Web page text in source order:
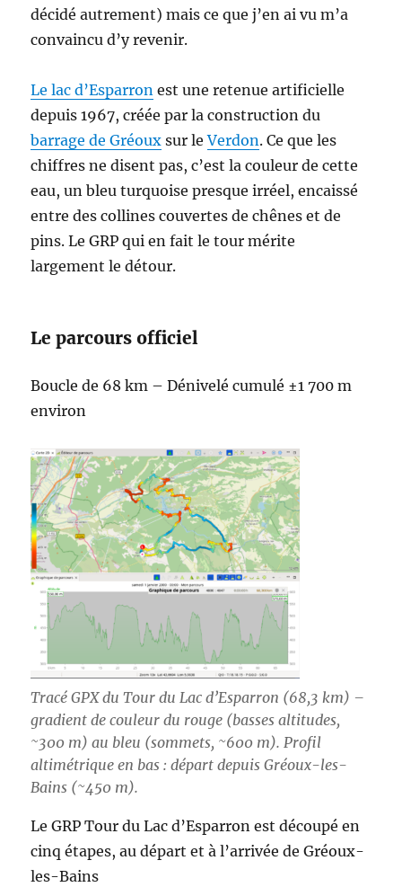
décidé autrement) mais ce que j’en ai vu m’a
convaincu d’y revenir.
Le lac d’Esparron est une retenue artificielle
depuis 1967, créée par la construction du
barrage de Gréoux sur leVerdon. Ce que les
chiffres ne disent pas, c’est la couleur de cette
eau, un bleu turquoise presque irréel, encaissé
entre des collines couvertes de chênes et de
pins. Le GRP qui en fait le tour mérite
largement le détour.
Le parcours officiel
Boucle de 68 km – Dénivelé cumulé ±1 700 m
environ
Tracé GPX du Tour du Lac d’Esparron (68,3 km) –
gradient de couleur du rouge (basses altitudes,
~300 m) au bleu (sommets, ~600 m). Profil
altimétrique en bas : départ depuis Gréoux-les-
Bains (~450 m).
Le GRP Tour du Lac d’Esparron est découpé en
cinq étapes, au départ et à l’arrivée de Gréoux-
les-Bains